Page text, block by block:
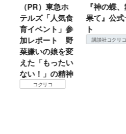
（PR）東急ホ
テルズ「人気食
育イベント」参
加レポート 野
菜嫌いの娘を変
えた「もったい
ない！」の精神
コクリコ
『神の蝶、舞う
果て』公式サイ
ト
講談社コクリコ